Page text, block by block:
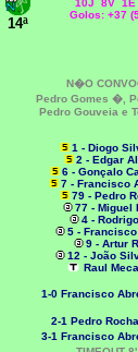
14ª
10J 8V 1E
Golos: +37
N�O
Pedro Gomes �,
Pedro Gouveia e
1 - Diogo
2 - Edgar
6 - Gonçalo
7 - Francisco
79 - Pedro
77 - Miguel
4 -
5 -
9 - Artur
12 - João
Raul
1-0Francisco
2-1 Pedro Rocha
3-1 Francisco